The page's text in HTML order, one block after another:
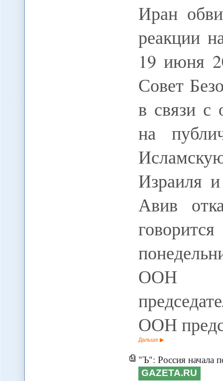
Иран
реакции
19 июня
Совет
в связи с
на
Израиля
Авив
ООН
ООН
Дальше
"Ъ": Россия начала
GAZETA.RU